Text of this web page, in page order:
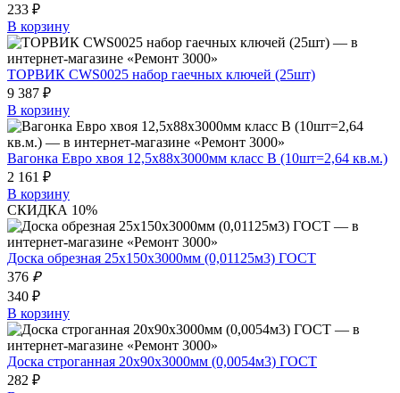
233 ₽
В корзину
ТОРВИК CWS0025 набор гаечных ключей (25шт)
9 387 ₽
В корзину
Вагонка Евро хвоя 12,5х88х3000мм класс В (10шт=2,64 кв.м.)
2 161 ₽
В корзину
СКИДКА 10%
Доска обрезная 25х150х3000мм (0,01125м3) ГОСТ
376 ₽
340 ₽
В корзину
Доска строганная 20х90х3000мм (0,0054м3) ГОСТ
282 ₽